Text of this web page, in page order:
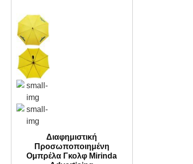
Διαφημιστική
Προσωποποιημένη
Ομπρέλα Γκολφ Mirinda